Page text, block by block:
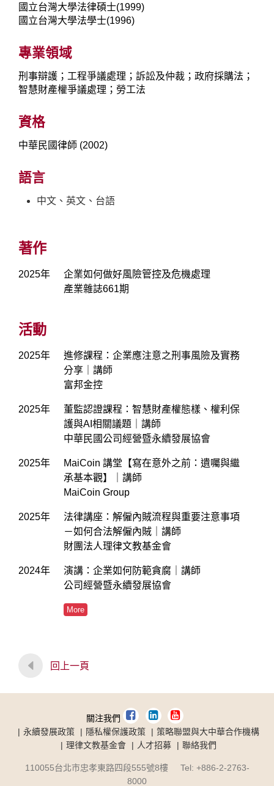
國立台灣大學法律碩士(1999)
國立台灣大學法學士(1996)
專業領域
刑事辯護；工程爭議處理；訴訟及仲裁；政府採購法；
智慧財產權爭議處理；勞工法
資格
中華民國律師 (2002)
語言
中文、英文、台語
著作
2025年
企業如何做好風險管控及危機處理
產業雜誌661期
活動
2025年
進修課程：企業應注意之刑事風險及實務
分享｜講師
富邦金控
2025年
董監認證課程：智慧財產權態樣、權利保
護與AI相關議題｜講師
中華民國公司經營暨永續發展協會
2025年
MaiCoin 講堂【寫在意外之前：遺囑與繼
承基本觀】｜講師
MaiCoin Group
2025年
法律講座：解僱內賊流程與重要注意事項
－如何合法解僱內賊｜講師
財團法人理律文教基金會
2024年
演講：企業如何防範貪腐｜講師
公司經營暨永續發展協會
More
回上一頁
關注我們
永續發展政策
隱私權保護政策
策略聯盟與大中華合作機構
理律文教基金會
人才招募 聯絡我們
110055台北市忠孝東路四段555號8樓 Tel: +886-2-2763-
8000